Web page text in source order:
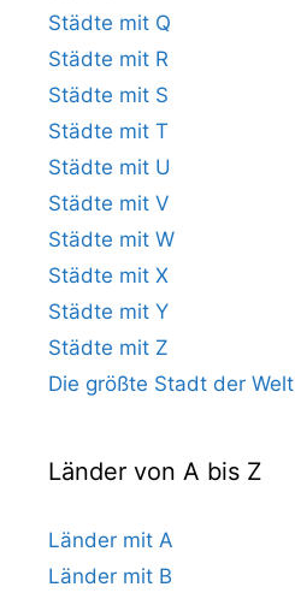
Städte mit Q
Städte mit R
Städte mit S
Städte mit T
Städte mit U
Städte mit V
Städte mit W
Städte mit X
Städte mit Y
Städte mit Z
Die größte Stadt der Welt
Länder von A bis Z
Länder mit A
Länder mit B